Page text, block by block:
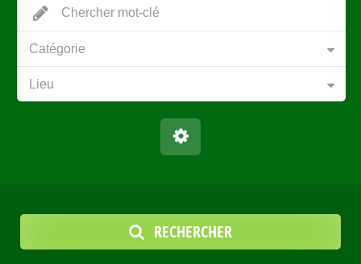
Catégorie
Lieu
RECHERCHER